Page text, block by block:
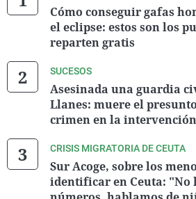
Cómo conseguir gafas
el eclipse: estos son los
reparten gratis
SUCESOS
Asesinada una guardia
Llanes: muere el
crimen en la
CRISIS MIGRATORIA DE CEUTA
Sur Acoge, sobre los
identificar en Ceuta: "No